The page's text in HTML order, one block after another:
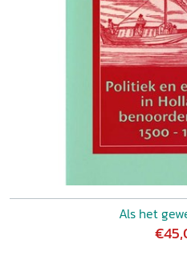
Als het